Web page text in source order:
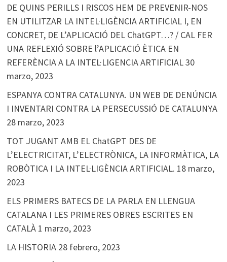
DE QUINS PERILLS I RISCOS HEM DE PREVENIR-NOS
EN UTILITZAR LA INTEL·LIGÈNCIA ARTIFICIAL I, EN
CONCRET, DE L’APLICACIÓ DEL ChatGPT…? / CAL FER
UNA REFLEXIÓ SOBRE l’APLICACIÓ ÈTICA EN
REFERÈNCIA A LA INTEL·LIGENCIA ARTIFICIAL30
marzo, 2023
ESPANYA CONTRA CATALUNYA. UN WEB DE DENÚNCIA
I INVENTARI CONTRA LA PERSECUSSIÓ DE CATALUNYA
28 marzo, 2023
TOT JUGANT AMB EL ChatGPT DES DE
L’ELECTRICITAT, L’ELECTRÒNICA, LA INFORMÀTICA, LA
ROBÒTICA I LA INTEL·LIGÈNCIA ARTIFICIAL. 18 marzo,
2023
ELS PRIMERS BATECS DE LA PARLA EN LLENGUA
CATALANA I LES PRIMERES OBRES ESCRITES EN
CATALÀ 1 marzo, 2023
LA HISTORIA 28 febrero, 2023